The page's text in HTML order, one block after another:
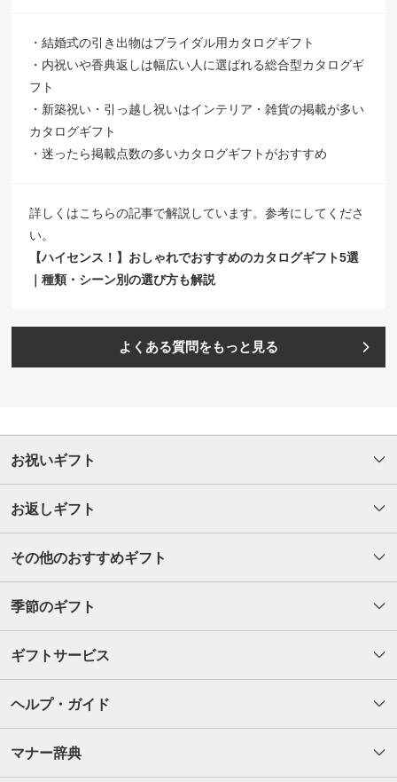
・結婚式の引き出物はブライダル用カタログギフト
・内祝いや香典返しは幅広い人に選ばれる総合型カタログギ
フト
・新築祝い・引っ越し祝いはインテリア・雑貨の掲載が多い
カタログギフト
・迷ったら掲載点数の多いカタログギフトがおすすめ
詳しくはこちらの記事で解説しています。参考にしてくださ
い。
【ハイセンス！】おしゃれでおすすめのカタログギフト5選
｜種類・シーン別の選び方も解説
よくある質問をもっと見る
お祝いギフト
お返しギフト
その他のおすすめギフト
季節のギフト
ギフトサービス
ヘルプ・ガイド
マナー辞典